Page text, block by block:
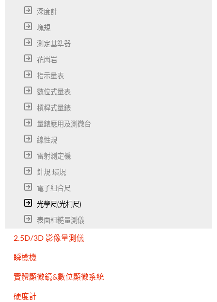
深度計
塊規
測定基準器
花崗岩
指示量表
數位式量表
槓桿式量錶
量錶應用及測微台
線性規
雷射測定機
針規 環規
電子組合尺
光學尺(光柵尺)
表面粗糙量測儀
2.5D/3D 影像量測儀
瞬檢機
實體顯微鏡&數位顯微系統
硬度計